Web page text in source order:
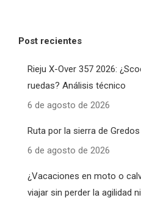
Post recientes
Rieju X-Over 357 2026:
ruedas? Análisis técnico
6 de agosto de 2026
Ruta por la sierra de Gredos
6 de agosto de 2026
¿Vacaciones en moto o
viajar sin perder la agilidad